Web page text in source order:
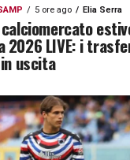
5 ore ago Elia Serra
2026 LIVE: i
uscita